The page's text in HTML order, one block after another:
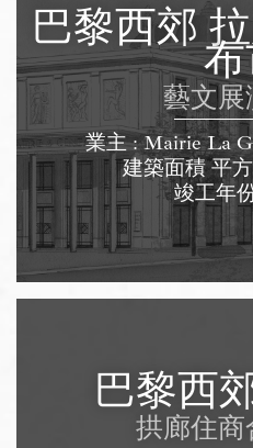
巴黎西郊
藝文
業主 : Mairie La
建築面積 平
竣工年
巴黎西
拱廊住